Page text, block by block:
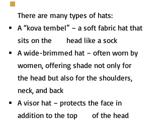
There are many types of hats:
A “kova tembel” – a soft fabric hat that
sits on the head like a sock
A wide-brimmed hat – often worn by
women, offering shade not only for
the head but also for the shoulders,
neck, and back
A visor hat – protects the face in
addition to the top of the head